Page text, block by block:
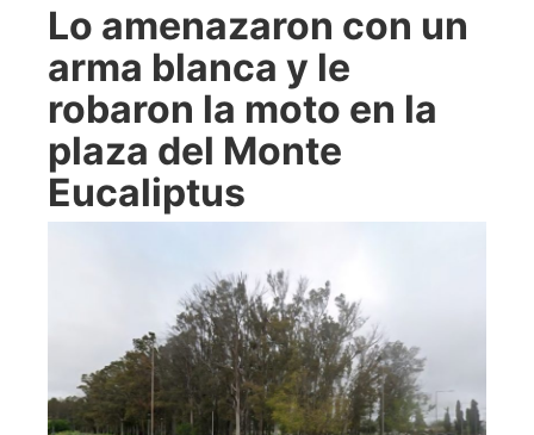
Lo amenazaron con un
arma blanca y le
robaron la moto en la
plaza del Monte
Eucaliptus